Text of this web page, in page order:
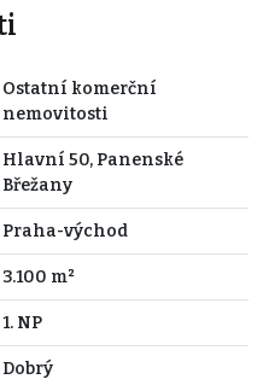
Ostatní komerční
nemovitosti
Hlavní 50, Panenské
Břežany
Praha-východ
3.100 m²
1. NP
Dobrý